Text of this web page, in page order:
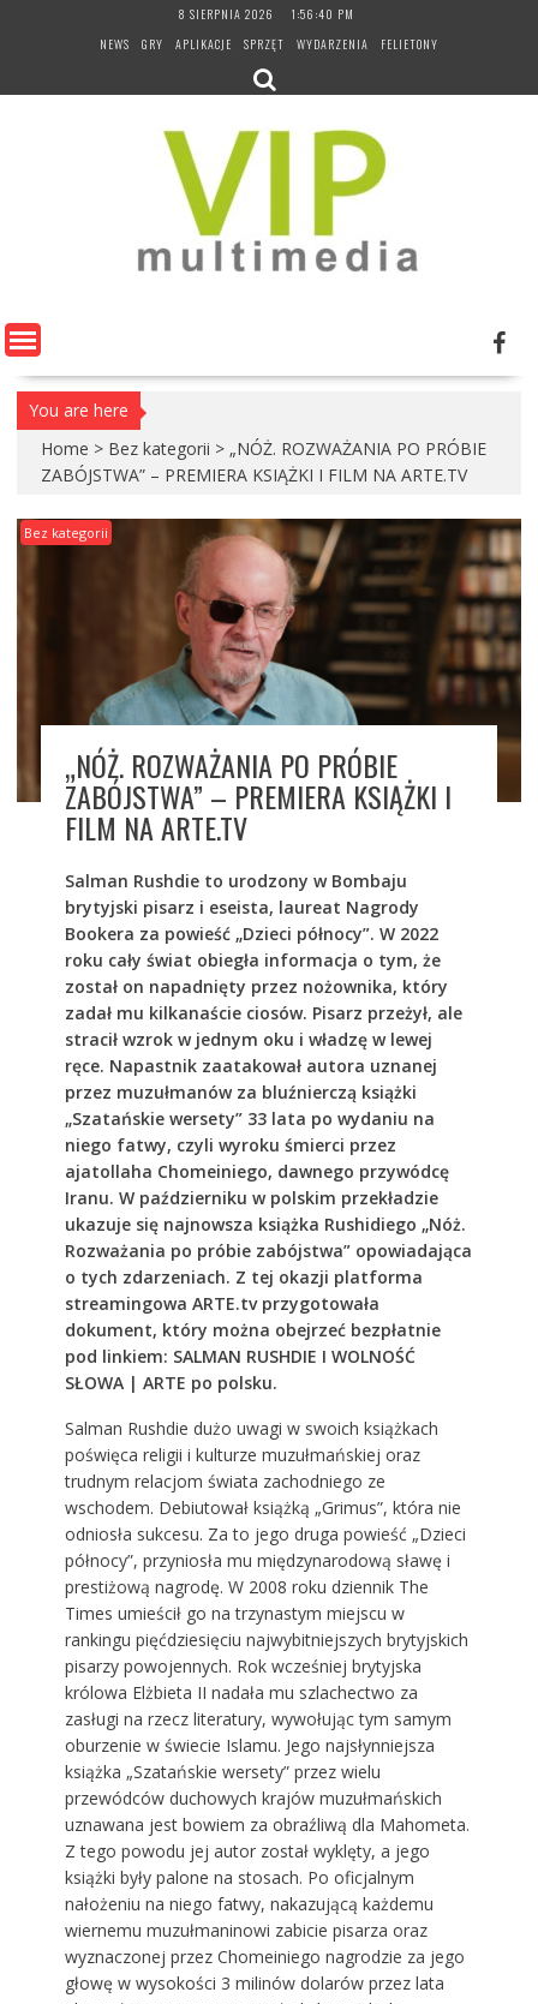
8 SIERPNIA 2026
1:56:41 PM
NEWS
GRY APLIKACJE SPRZĘT WYDARZENIA FELIETONY
You are here
Home > Bez kategorii > „NÓŻ. ROZWAŻANIA PO PRÓBIE
ZABÓJSTWA” – PREMIERA KSIĄŻKI I FILM NA ARTE.TV
Bez kategorii
„NÓŻ. ROZWAŻANIA PO PRÓBIE
ZABÓJSTWA” – PREMIERA KSIĄŻKI I
FILM NA ARTE.TV
Salman Rushdie to urodzony w Bombaju
brytyjski pisarz i eseista, laureat Nagrody
Bookera za powieść „Dzieci północy”. W 2022
roku cały świat obiegła informacja o tym, że
został on napadnięty przez nożownika, który
zadał mu kilkanaście ciosów. Pisarz przeżył, ale
stracił wzrok w jednym oku i władzę w lewej
ręce. Napastnik zaatakował autora uznanej
przez muzułmanów za bluźnierczą książki
„Szatańskie wersety” 33 lata po wydaniu na
niego fatwy, czyli wyroku śmierci przez
ajatollaha Chomeiniego, dawnego przywódcę
Iranu. W październiku w polskim przekładzie
ukazuje się najnowsza książka Rushidiego „Nóż.
Rozważania po próbie zabójstwa” opowiadająca
o tych zdarzeniach. Z tej okazji platforma
streamingowa ARTE.tv przygotowała
dokument, który można obejrzeć bezpłatnie
pod linkiem: SALMAN RUSHDIE I WOLNOŚĆ
SŁOWA | ARTE po polsku.
Salman Rushdie dużo uwagi w swoich książkach
poświęca religii i kulturze muzułmańskiej oraz
trudnym relacjom świata zachodniego ze
wschodem. Debiutował książką „Grimus”, która nie
odniosła sukcesu. Za to jego druga powieść „Dzieci
północy”, przyniosła mu międzynarodową sławę i
prestiżową nagrodę. W 2008 roku dziennik The
Times umieścił go na trzynastym miejscu w
rankingu pięćdziesięciu najwybitniejszych brytyjskich
pisarzy powojennych. Rok wcześniej brytyjska
królowa Elżbieta II nadała mu szlachectwo za
zasługi na rzecz literatury, wywołując tym samym
oburzenie w świecie Islamu. Jego najsłynniejsza
książka „Szatańskie wersety” przez wielu
przewódców duchowych krajów muzułmańskich
uznawana jest bowiem za obraźliwą dla Mahometa.
Z tego powodu jej autor został wyklęty, a jego
książki były palone na stosach. Po oficjalnym
nałożeniu na niego fatwy, nakazującą każdemu
wiernemu muzułmaninowi zabicie pisarza oraz
wyznaczonej przez Chomeiniego nagrodzie za jego
głowę w wysokości 3 milinów dolarów przez lata